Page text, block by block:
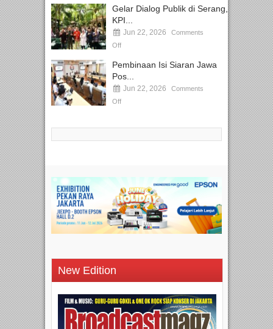
Gelar Dialog Publik di Serang,
KPI...
Jun 22, 2026
Comments
Off
Pembinaan Isi Siaran Jawa
Pos...
Jun 22, 2026
Comments
Off
New Edition